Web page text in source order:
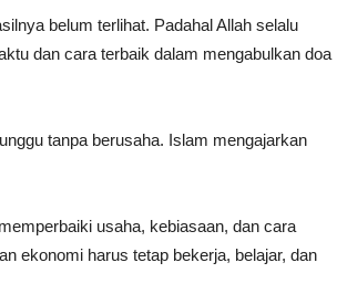
belum terlihat. Padahal Allah selalu
dan cara terbaik dalam mengabulkan doa
tanpa berusaha. Islam mengajarkan
usaha, kebiasaan, dan cara
ekonomi harus tetap bekerja, belajar, dan